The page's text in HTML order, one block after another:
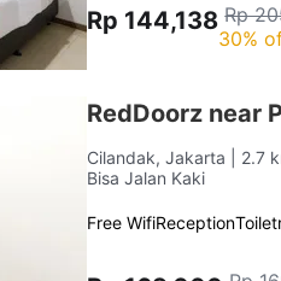
Rp 144,138 Rp
30%
RedDoorz near
Cilandak, Jakarta
| 2.7
Bisa Jalan Kaki
Free WifiReception